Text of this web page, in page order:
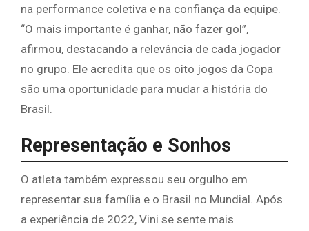
na performance coletiva e na confiança da equipe.
“O mais importante é ganhar, não fazer gol”,
afirmou, destacando a relevância de cada jogador
no grupo. Ele acredita que os oito jogos da Copa
são uma oportunidade para mudar a história do
Brasil.
Representação e Sonhos
O atleta também expressou seu orgulho em
representar sua família e o Brasil no Mundial. Após
a experiência de 2022, Vini se sente mais